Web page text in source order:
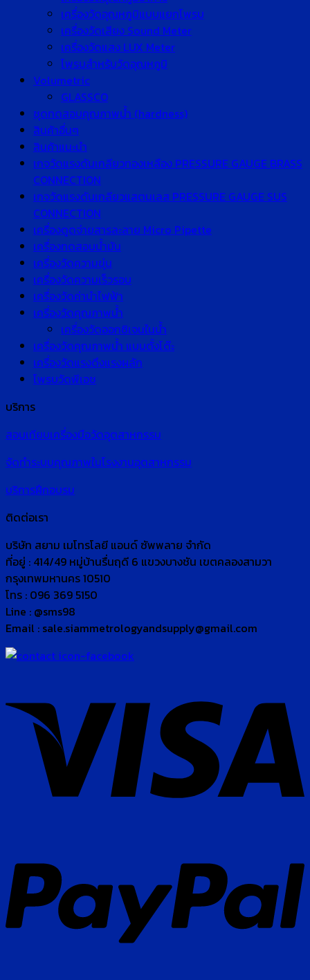
เครื่องวัดอุณหภูมิแบบแยกโพรบ
เครื่องวัดเสียง Sound Meter
เครื่องวัดแสง LUX Meter
โพรบสำหรับวัดอุณหภูมิ
Volumetric
GLASSCO
ชุดทดสอบคุณภาพน้ำ (hardness)
สินค้าอื่นๆ
สินค้าแนะนำ
เกจวัดแรงดันเกลียวทองเหลือง PRESSURE GAUGE BRASS
CONNECTION
เกจวัดแรงดันเกลียวแสตนเลส PRESSURE GAUGE SUS
CONNECTION
เครื่องดูดจ่ายสารละลาย Micro Pipette
เครื่องทดสอบน้ำมัน
เครื่องวัดความขุ่น
เครื่องวัดความเร็วรอบ
เครื่องวัดค่านำไฟฟ้า
เครื่องวัดคุณภาพน้ำ
เครื่องวัดออกซิเจนในน้ำ
เครื่องวัดคุณภาพน้ำ แบบตั้งโต๊ะ
เครื่องวัดแรงดึงแรงผลัก
โพรบวัดพีเอช
บริการ
สอบเทียบเครื่องมือวัดอุตสาหกรรม
จัดทำระบบคุณภาพในโรงงานอุตสาหกรรม
บริการฝึกอบรม
ติดต่อเรา
บริษัท สยาม เมโทรโลยี แอนด์ ซัพพลาย จำกัด
ที่อยู่ : 414/49 หมู่บ้านรื่นฤดี 6 แขวงบางชัน เขตคลองสามวา
กรุงเทพมหานคร 10510
โทร : 096 369 5150
Line : @sms98
Email : sale.siammetrologyandsupply@gmail.com